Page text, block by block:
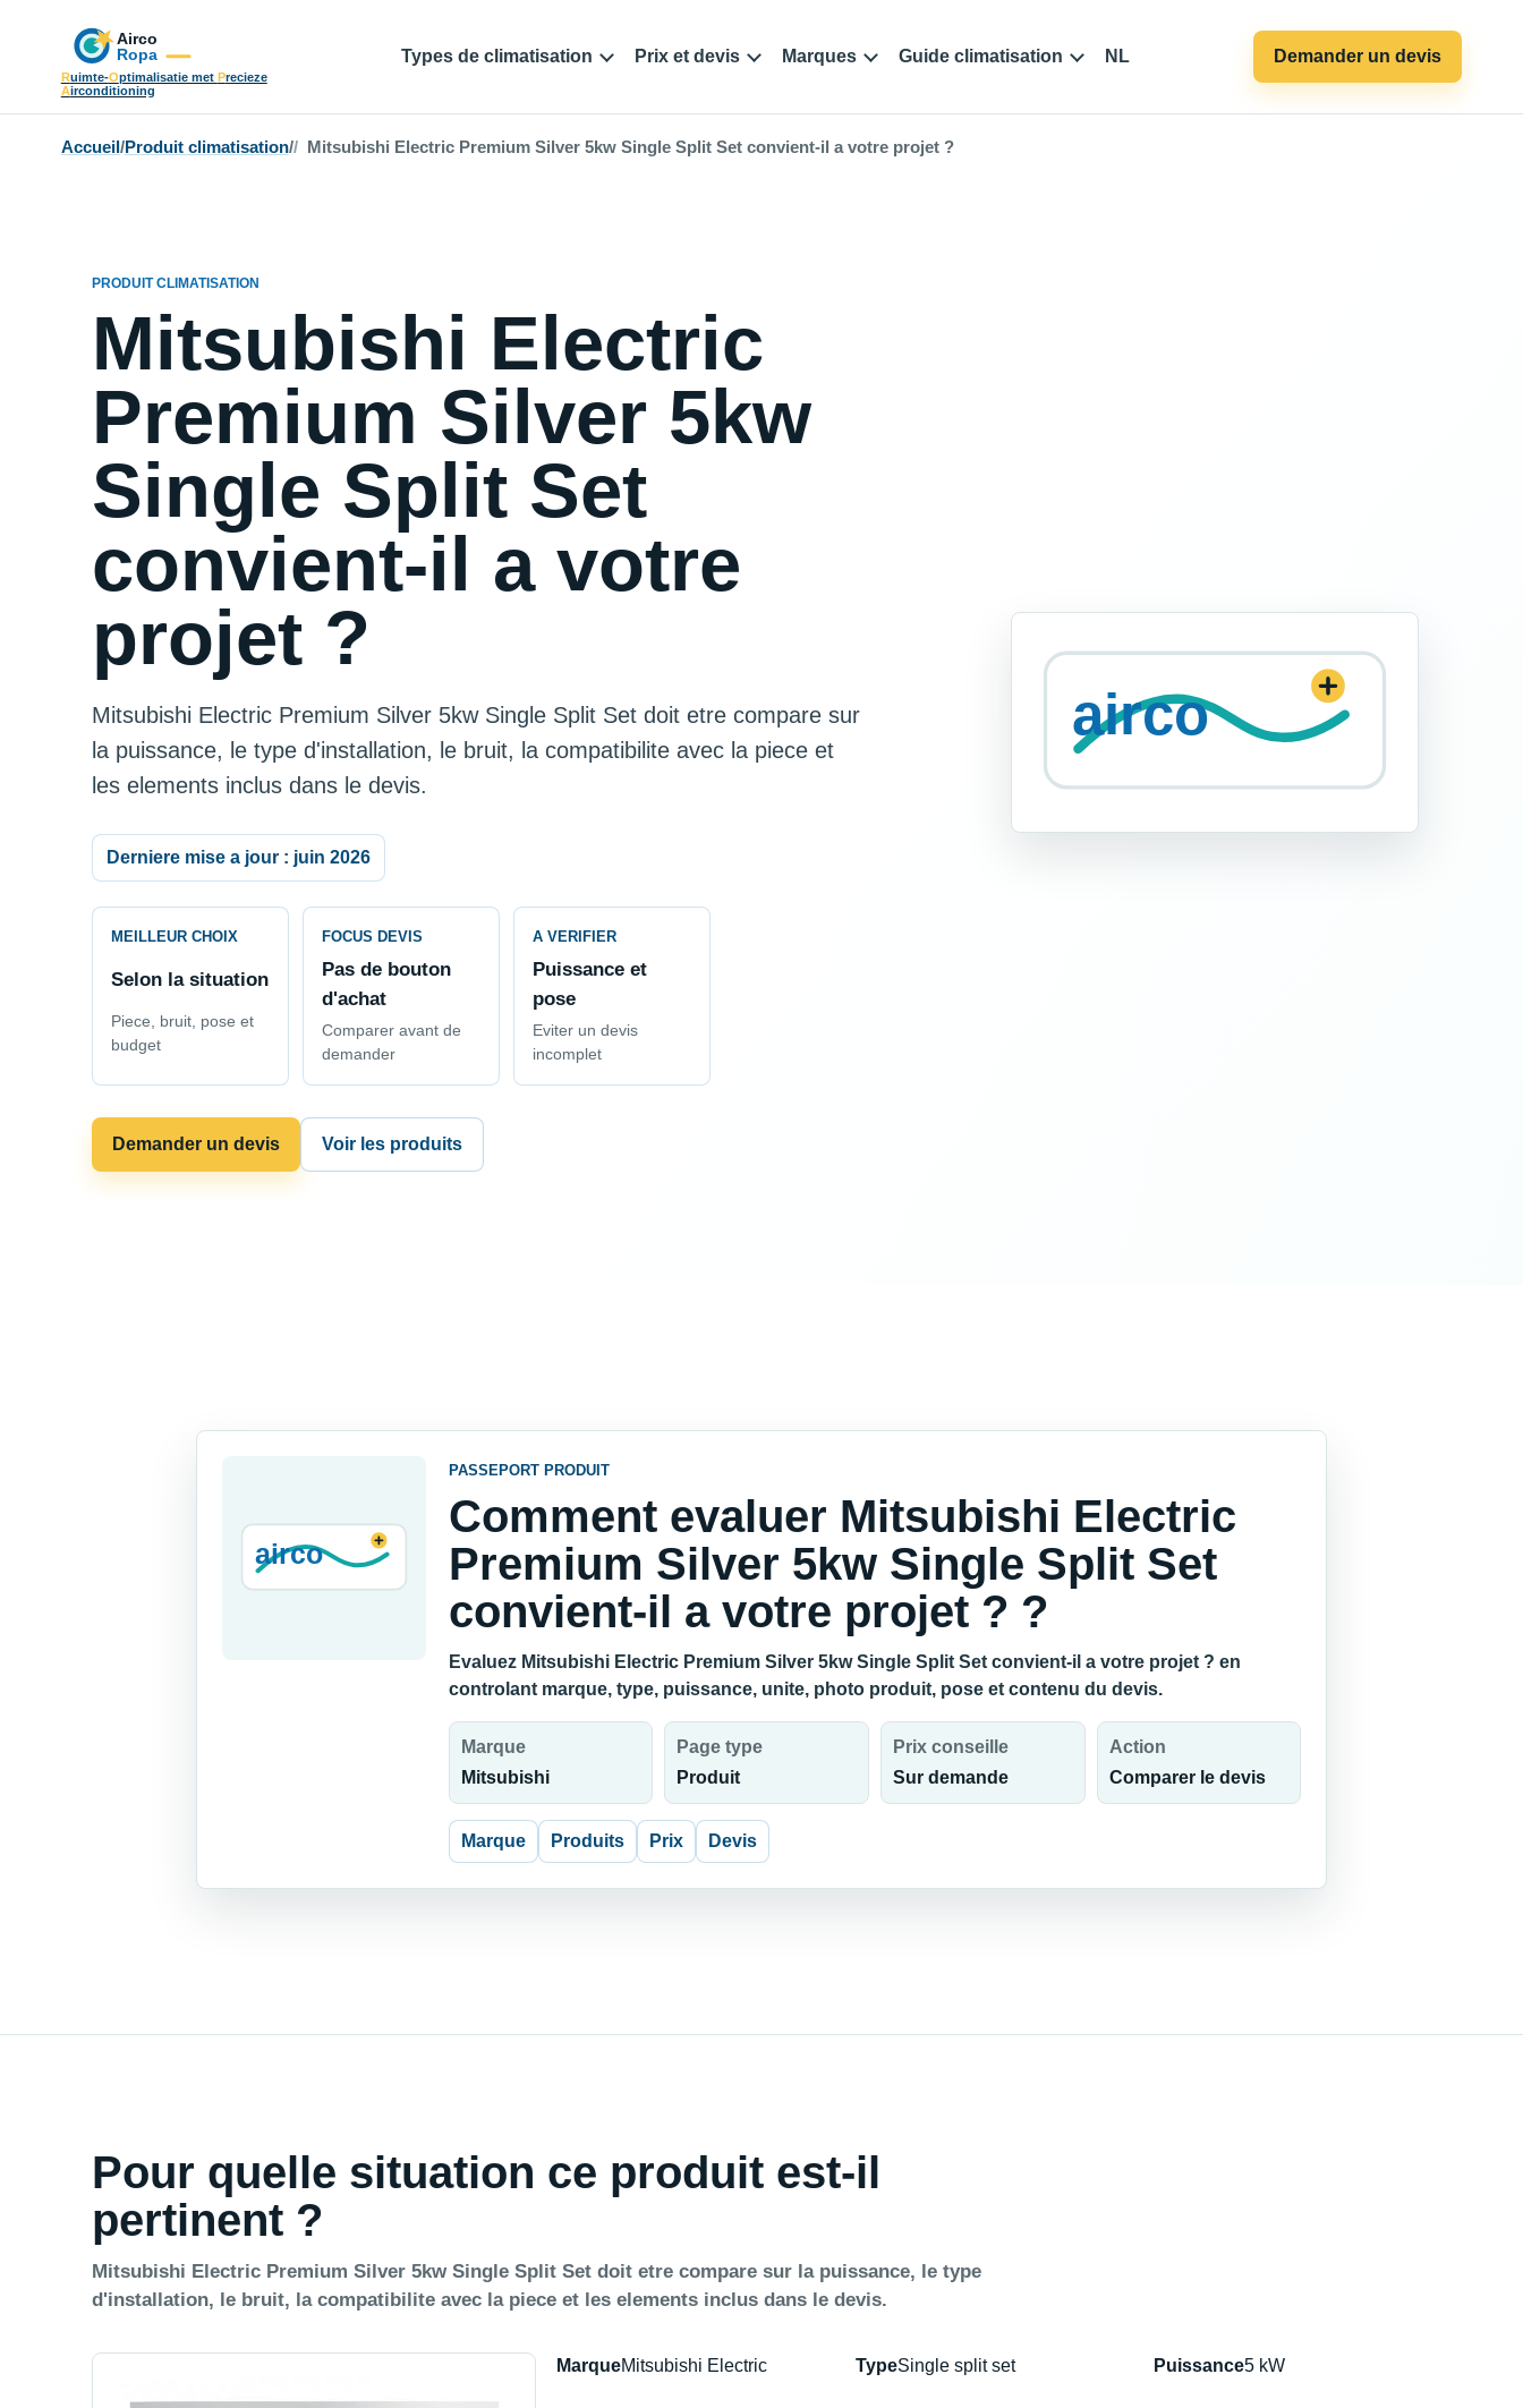
Ruimte-Optimalisatie met Precieze
Airconditioning
Types de climatisation Prix et devis Marques Guide climatisation NL Demander un devis
Accueil /Produit climatisation/ Mitsubishi Electric Premium Silver 5kw Single Split Set convient-il a votre projet ?
PRODUIT CLIMATISATION
Mitsubishi Electric
Premium Silver 5kw
Single Split Set
convient-il a votre
projet ?
Mitsubishi Electric Premium Silver 5kw Single Split Set doit etre compare sur
la puissance, le type d'installation, le bruit, la compatibilite avec la piece et
les elements inclus dans le devis.
Derniere mise a jour : juin 2026
MEILLEUR CHOIX
Selon la situation
Piece, bruit, pose et
budget
FOCUS DEVIS
Pas de bouton
d'achat
Comparer avant de
demander
A VERIFIER
Puissance et
pose
Eviter un devis
incomplet
Demander un devis Voir les produits
PASSEPORT PRODUIT
Comment evaluer Mitsubishi Electric
Premium Silver 5kw Single Split Set
convient-il a votre projet ? ?
Evaluez Mitsubishi Electric Premium Silver 5kw Single Split Set convient-il a votre projet ? en
controlant marque, type, puissance, unite, photo produit, pose et contenu du devis.
Marque
Mitsubishi
Page type
Produit
Prix conseille
Sur demande
Action
Comparer le devis
Marque Produits Prix Devis
Pour quelle situation ce produit est-il
pertinent ?
Mitsubishi Electric Premium Silver 5kw Single Split Set doit etre compare sur la puissance, le type
d'installation, le bruit, la compatibilite avec la piece et les elements inclus dans le devis.
MarqueMitsubishi Electric TypeSingle split set Puissance5 kW